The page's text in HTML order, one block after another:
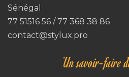
Sénégal
77 51516 56 / 77 368 38 86
contact@stylux.pro
Un savoir-faire